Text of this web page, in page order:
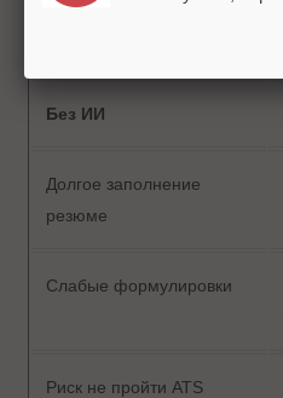
Без ИИ
Долгое заполнение
резюме
Слабые формулировки
Риск не пройти ATS